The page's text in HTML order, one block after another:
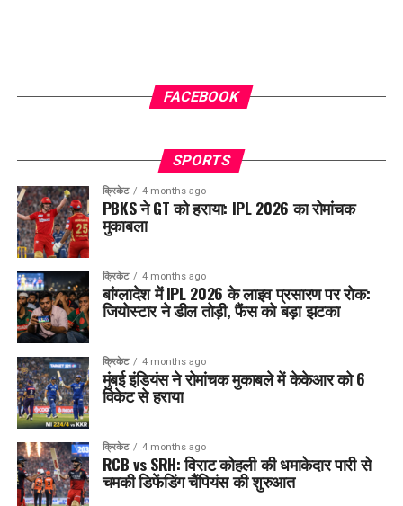
FACEBOOK
SPORTS
क्रिकेट 4 months ago
PBKS ने GT को हराया: IPL 2026 का रोमांचक
मुकाबला
क्रिकेट 4 months ago
बांग्लादेश में IPL 2026 के लाइव प्रसारण पर रोक:
जियोस्टार ने डील तोड़ी, फैंस को बड़ा झटका
क्रिकेट 4 months ago
मुंबई इंडियंस ने रोमांचक मुकाबले में केकेआर को 6
विकेट से हराया
क्रिकेट 4 months ago
RCB vs SRH: विराट कोहली की धमाकेदार पारी से
चमकी डिफेंडिंग चैंपियंस की शुरुआत